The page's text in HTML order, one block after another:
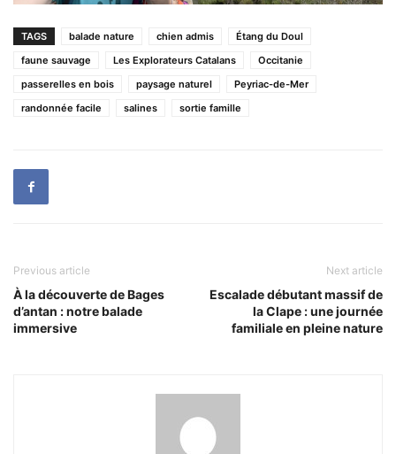
TAGS balade nature chien admis
Étang du Doul
faune sauvage
Les Explorateurs Catalans
Occitanie
passerelles en bois
paysage naturel
Peyriac-de-Mer
randonnée facile
salines sortie famille
Previous article
À la découverte de Bages
d’antan : notre balade
immersive
Next article
Escalade débutant massif de
la Clape : une journée
familiale en pleine nature